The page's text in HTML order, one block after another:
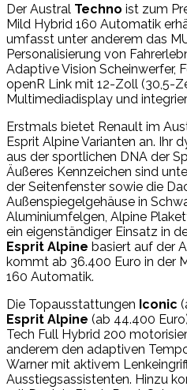
Der Austral Techno ist zum
Mild Hybrid 160 Automatik
umfasst unter anderem das
Personalisierung von
Adaptive Vision Scheinwerfer,
openR Link mit 12-Zoll (30,5-
Multimediadisplay und
Erstmals bietet Renault im
Esprit Alpine Varianten an. Ihr
aus der sportlichen DNA der
Äußeres Kennzeichen sind
der Seitenfenster sowie die
Außenspiegelgehäuse in
Aluminiumfelgen, Alpine
ein eigenständiger Einsatz in
Esprit Alpine basiert auf der
kommt ab 36.400 Euro in der
160 Automatik.
Die Topausstattungen Iconic
Esprit Alpine (ab 44.400
Tech Full Hybrid 200
anderem den adaptiven
Warner mit aktivem
Ausstiegsassistenten. Hinzu